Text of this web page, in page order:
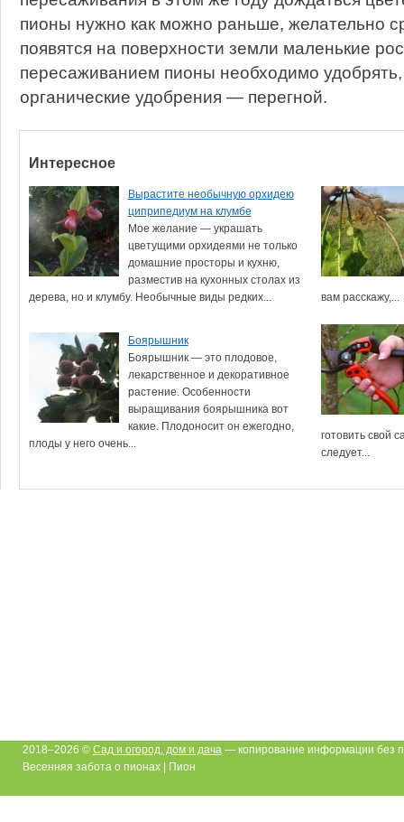
пионы нужно как можно раньше, желательно
появятся на поверхности земли маленькие
пересаживанием пионы необходимо удобрять,
органические удобрения — перегной.
Интересное
Вырастите необычную орхидею
циприпедиум на клумбе
Мое желание — украшать
цветущими орхидеями не только
домашние просторы и кухню,
разместив на кухонных столах из
дерева, но и клумбу. Необычные виды редких...
вам расскажу,...
Боярышник
Боярышник — это плодовое,
лекарственное и декоративное
растение. Особенности
выращивания боярышника вот
какие. Плодоносит он ежегодно,
плоды у него очень...
готовить свой
следует...
2018–2026 © Сад и огород, дом и дача— копирование информации без
Весенняя забота о пионах | Пион